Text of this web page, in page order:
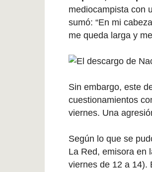
mediocampista con
sumó: “En mi
me queda larga y
Sin embargo, este
cuestionamientos
viernes. Una
Según lo que se
La Red, emisora en
viernes de 12 a 14).